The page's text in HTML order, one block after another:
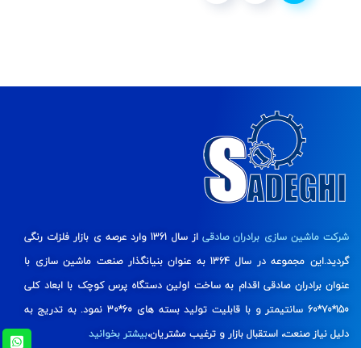
شرکت ماشین سازی برادران صادقی
از سال 1361 وارد عرصه ی بازار فلزات رنگی
گردید.این مجموعه در سال 1364 به عنوان بنیانگذار صنعت ماشین سازی با
عنوان برادران صادقی اقدام به ساخت اولین دستگاه پرس کوچک با ابعاد کلی
150*70*60 سانتیمتر و با قابلیت تولید بسته های 60*30 نمود. به تدریج به
دلیل نیاز صنعت، استقبال بازار و ترغیب مشتریان،بیشتر بخوانید